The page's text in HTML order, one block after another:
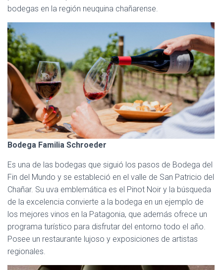
bodegas en la región neuquina chañarense.
Bodega Familia Schroeder
Es una de las bodegas que siguió los pasos de Bodega del
Fin del Mundo y se estableció en el valle de San Patricio del
Chañar. Su uva emblemática es el Pinot Noir y la búsqueda
de la excelencia convierte a la bodega en un ejemplo de
los mejores vinos en la Patagonia, que además ofrece un
programa turístico para disfrutar del entorno todo el año.
Posee un restaurante lujoso y exposiciones de artistas
regionales.